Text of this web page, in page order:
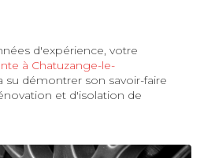
d'expérience, votre
à Chatuzange-le-
su démontrer son savoir-faire
et d'isolation de